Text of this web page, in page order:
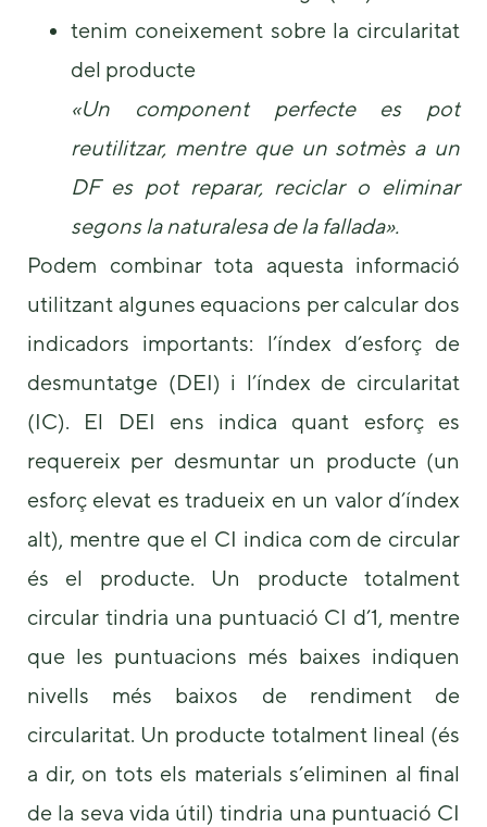
tenim coneixement sobre la circularitat
del producte
«Un component perfecte es pot
reutilitzar, mentre que un sotmès a un
DF es pot reparar, reciclar o eliminar
segons la naturalesa de la fallada».
Podem combinar tota aquesta informació
utilitzant algunes equacions per calcular dos
indicadors importants: l’índex d’esforç de
desmuntatge (DEI) i l’índex de circularitat
(IC). El DEI ens indica quant esforç es
requereix per desmuntar un producte (un
esforç elevat es tradueix en un valor d’índex
alt), mentre que el CI indica com de circular
és el producte. Un producte totalment
circular tindria una puntuació CI d’1, mentre
que les puntuacions més baixes indiquen
nivells més baixos de rendiment de
circularitat. Un producte totalment lineal (és
a dir, on tots els materials s’eliminen al final
de la seva vida útil) tindria una puntuació CI